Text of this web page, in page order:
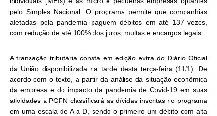
pelo Simples Nacional. O programa permite que companhias
afetadas pela pandemia paguem débitos em até 137 vezes,
com redução de até 100% dos juros, multas e encargos legais.
A transação tributária consta em edição extra do Diário Oficial
da União disponibilizada na tarde desta terça-feira (11/1). De
acordo com o texto, a partir da análise da situação econômica
da empresa e do impacto da pandemia de Covid-19 em suas
atividades a PGFN classificará as dívidas inscritas no programa
em uma escala de A a D, sendo o primeiro um débito com alta